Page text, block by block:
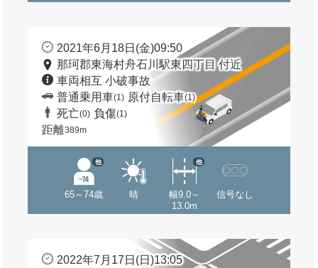
2021年6月18日(金)09:50
那珂郡東海村舟石川駅東四丁目 付近
車両相互 小破事故
普通乗用車(1) 原付自転車(1)
死亡(0) 負傷(1)
距離389m
65～74歳
他
晴
幅9.0～
13.0m
他
信号なし
2022年7月17日(日)13:05